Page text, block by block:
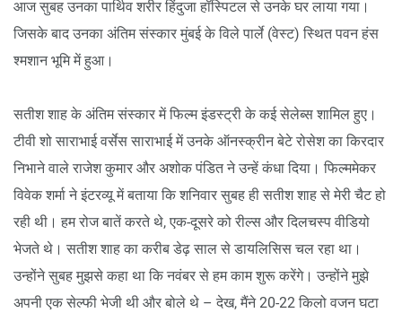
आज सुबह उनका पार्थिव शरीर हिंदुजा हॉस्पिटल से उनके घर लाया गया।
जिसके बाद उनका अंतिम संस्कार मुंबई के विले पार्ले (वेस्ट) स्थित पवन हंस
श्मशान भूमि में हुआ।
सतीश शाह के अंतिम संस्कार में फिल्म इंडस्ट्री के कई सेलेब्स शामिल हुए।
टीवी शो साराभाई वर्सेस साराभाई में उनके ऑनस्क्रीन बेटे रोसेश का किरदार
निभाने वाले राजेश कुमार और अशोक पंडित ने उन्हें कंधा दिया। फिल्ममेकर
विवेक शर्मा ने इंटरव्यू में बताया कि शनिवार सुबह ही सतीश शाह से मेरी चैट हो
रही थी। हम रोज बातें करते थे, एक-दूसरे को रील्स और दिलचस्प वीडियो
भेजते थे। सतीश शाह का करीब डेढ़ साल से डायलिसिस चल रहा था।
उन्होंने सुबह मुझसे कहा था कि नवंबर से हम काम शुरू करेंगे। उन्होंने मुझे
अपनी एक सेल्फी भेजी थी और बोले थे – देख, मैंने 20-22 किलो वजन घटा